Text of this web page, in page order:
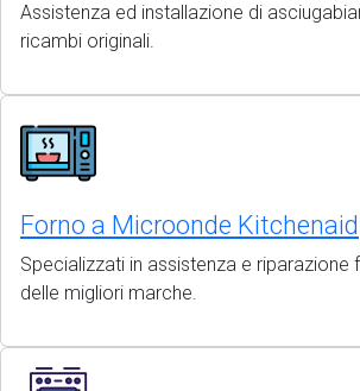
Assistenza ed installazione di
ricambi originali.
Forno a Microonde Kitchenaid
Specializzati in assistenza e riparazione
delle migliori marche.